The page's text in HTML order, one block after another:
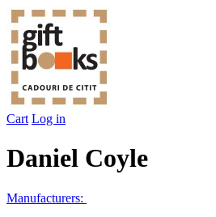
Cart Log in
Daniel Coyle
Manufacturers: